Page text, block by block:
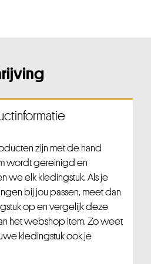
zijn met de hand
wordt gereinigd en
we elk kledingstuk. Als je
bij jou passen, meet dan
op en vergelijk deze
het webshop item. Zo weet
kledingstuk ook je